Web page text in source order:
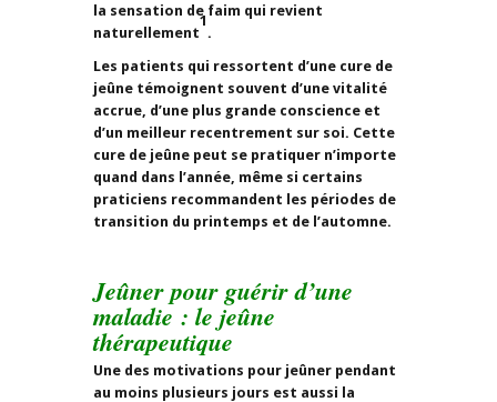
la sensation de faim qui revient
naturellement
1
.
Les patients qui ressortent d’une cure de
jeûne témoignent souvent d’une vitalité
accrue, d’une plus grande conscience et
d’un meilleur recentrement sur soi. Cette
cure de jeûne peut se pratiquer n’importe
quand dans l’année, même si certains
praticiens recommandent les périodes de
transition du printemps et de l’automne.
Jeûner pour guérir d’une
maladie : le jeûne
thérapeutique
Une des motivations pour jeûner pendant
au moins plusieurs jours est aussi la